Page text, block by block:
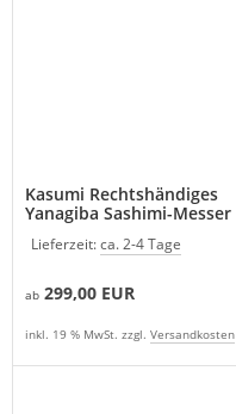
Kasumi Rechtshändiges
Yanagiba Sashimi-Messer
Lieferzeit:ca. 2-4 Tage
ab 299,00 EUR
inkl. 19 % MwSt. zzgl. Versandkosten